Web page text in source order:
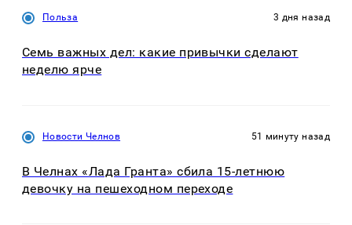
Польза 3 дня назад
Семь важных дел: какие привычки сделают
неделю ярче
Новости Челнов 51 минуту назад
В Челнах «Лада Гранта» сбила 15-летнюю
девочку на пешеходном переходе